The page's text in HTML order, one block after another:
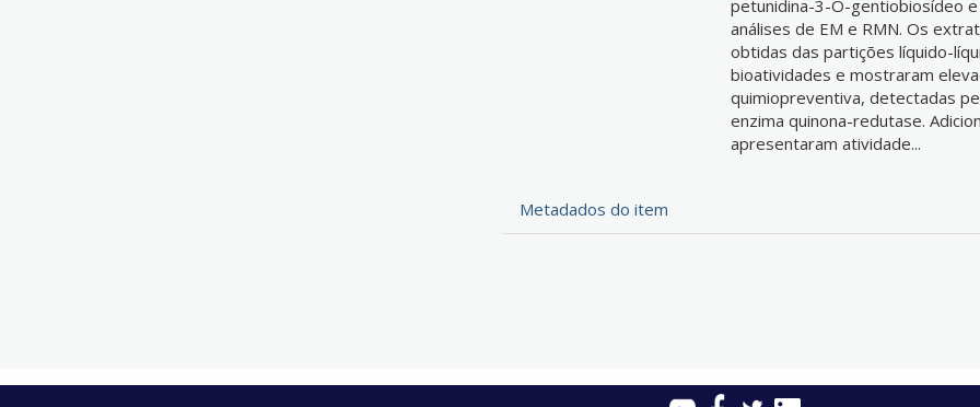
petunidina-3-O-gentiobiosídeo
análises de EM e RMN. Os
obtidas das partições líquido-
bioatividades e mostraram
quimiopreventiva, detectadas
enzima quinona-redutase.
apresentaram atividade...
Metadados do item